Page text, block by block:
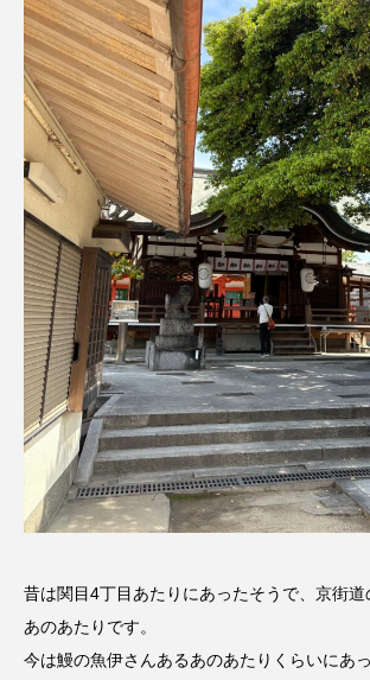
昔は関目4丁目あたりにあったそうで、京街
あのあたりです。
今は鰻の魚伊さんあるあのあたりくらいにあ